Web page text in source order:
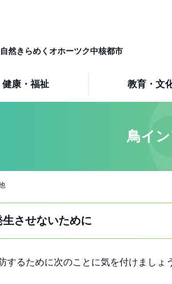
然きらめくオホーツク中核都市
健康・福祉 教育・文
鳥イ
させないために
るために次のことに気を付けましょ